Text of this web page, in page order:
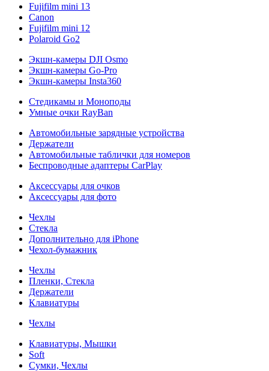
Fujifilm mini 13
Canon
Fujifilm mini 12
Polaroid Go2
Экшн-камеры DJI Osmo
Экшн-камеры Go-Pro
Экшн-камеры Insta360
Стедикамы и Моноподы
Умные очки RayBan
Автомобильные зарядные устройства
Держатели
Автомобильные таблички для номеров
Беспроводные адаптеры CarPlay
Аксессуары для очков
Аксессуары для фото
Чехлы
Стекла
Дополнительно для iPhone
Чехол-бумажник
Чехлы
Пленки, Стекла
Держатели
Клавиатуры
Чехлы
Клавиатуры, Мышки
Soft
Сумки, Чехлы